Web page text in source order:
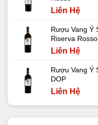
Liên Hệ
Rượu Vang Ý
Riserva Rosso
Liên Hệ
Rượu Vang Ý
DOP
Liên Hệ